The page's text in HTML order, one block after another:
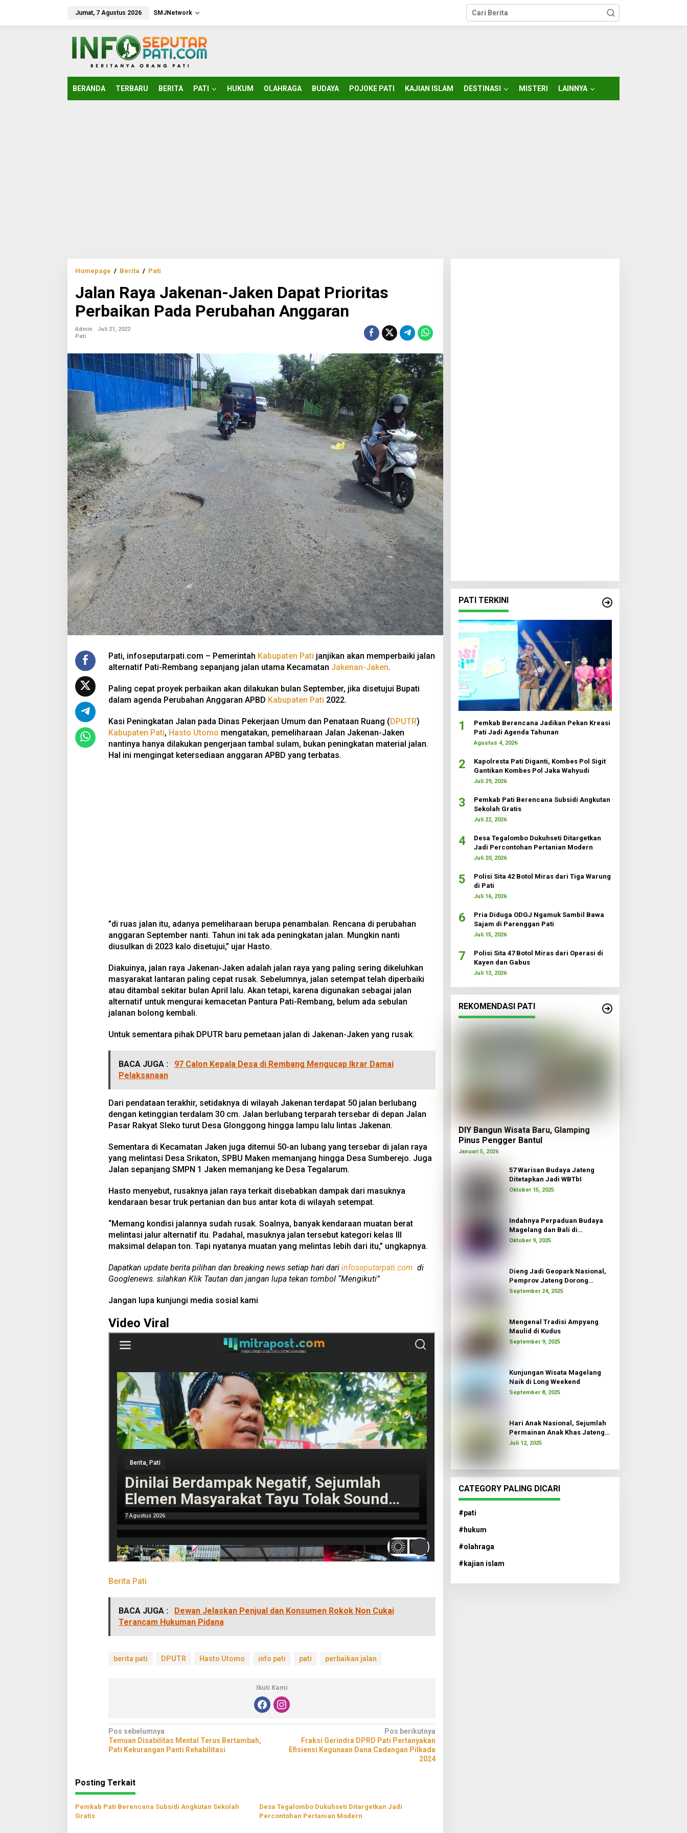
Jumat, 7 Agustus 2026 SMJNetwork
BERANDA TERBARU BERITA PATI HUKUM OLAHRAGA BUDAYA POJOKE PATI KAJIAN ISLAM DESTINASI MISTERI LAINNYA
Homepage / Berita / Pati
Jakenan-
Jaken
Dapat
Prioritas
Anggaran
Jalan Raya Jakenan-Jaken Dapat Prioritas
Perbaikan Pada Perubahan Anggaran
Admin
Juli 21, 2022
Pati
Pati, infoseputarpati.com – Pemerintah Kabupaten Pati janjikan akan memperbaiki jalan
alternatif Pati-Rembang sepanjang jalan utama Kecamatan Jakenan-Jaken.
Paling cepat proyek perbaikan akan dilakukan bulan September, jika disetujui Bupati
dalam agenda Perubahan Anggaran APBD Kabupaten Pati 2022.
Kasi Peningkatan Jalan pada Dinas Pekerjaan Umum dan Penataan Ruang (DPUTR)
Kabupaten Pati, Hasto Utomo mengatakan, pemeliharaan Jalan Jakenan-Jaken
nantinya hanya dilakukan pengerjaan tambal sulam, bukan peningkatan material jalan.
Hal ini mengingat ketersediaan anggaran APBD yang terbatas.
”di ruas jalan itu, adanya pemeliharaan berupa penambalan. Rencana di perubahan
anggaran September nanti. Tahun ini tak ada peningkatan jalan. Mungkin nanti
diusulkan di 2023 kalo disetujui,” ujar Hasto.
Diakuinya, jalan raya Jakenan-Jaken adalah jalan raya yang paling sering dikeluhkan
masyarakat lantaran paling cepat rusak. Sebelumnya, jalan setempat telah diperbaiki
atau ditambal sekitar bulan April lalu. Akan tetapi, karena digunakan sebagai jalan
alternatif untuk mengurai kemacetan Pantura Pati-Rembang, belum ada sebulan
jalanan bolong kembali.
Untuk sementara pihak DPUTR baru pemetaan jalan di Jakenan-Jaken yang rusak.
BACA JUGA :
97 Calon Kepala Desa di Rembang Mengucap Ikrar Damai
Pelaksanaan
Dari pendataan terakhir, setidaknya di wilayah Jakenan terdapat 50 jalan berlubang
dengan ketinggian terdalam 30 cm. Jalan berlubang terparah tersebar di depan Jalan
Pasar Rakyat Sleko turut Desa Glonggong hingga lampu lalu lintas Jakenan.
Sementara di Kecamatan Jaken juga ditemui 50-an lubang yang tersebar di jalan raya
yang melintasi Desa Srikaton, SPBU Maken memanjang hingga Desa Sumberejo. Juga
Jalan sepanjang SMPN 1 Jaken memanjang ke Desa Tegalarum.
Hasto menyebut, rusaknya jalan raya terkait disebabkan dampak dari masuknya
kendaraan besar truk pertanian dan bus antar kota di wilayah setempat.
“Memang kondisi jalannya sudah rusak. Soalnya, banyak kendaraan muatan berat
melintasi jalur alternatif itu. Padahal, masuknya jalan tersebut kategori kelas III
maksimal delapan ton. Tapi nyatanya muatan yang melintas lebih dari itu,” ungkapnya.
Dapatkan update berita pilihan dan breaking news setiap hari dari infoseputarpati.com di
Googlenews. silahkan Klik Tautan dan jangan lupa tekan tombol “Mengikuti”
Jangan lupa kunjungi media sosial kami
Video Viral
Berita Pati
BACA JUGA :
Dewan Jelaskan Penjual dan Konsumen Rokok Non Cukai
Terancam Hukuman Pidana
berita pati DPUTR Hasto Utomo info pati pati perbaikan jalan
Ikuti Kami
Navigasi
pos
Pos sebelumnya
Temuan Disabilitas Mental Terus Bertambah,
Pati Kekurangan Panti Rehabilitasi
Pos berikutnya
Fraksi Gerindra DPRD Pati Pertanyakan
Efisiensi Kegunaan Dana Cadangan Pilkada
2024
Posting Terkait
Pemkab Pati Berencana Subsidi Angkutan Sekolah
Gratis
Desa Tegalombo Dukuhseti Ditargetkan Jadi
Percontohan Pertanian Modern
PATI TERKINI
1
Pemkab Berencana Jadikan Pekan Kreasi
Pati Jadi Agenda Tahunan
Agustus 4, 2026
2
Kapolresta Pati Diganti, Kombes Pol Sigit
Gantikan Kombes Pol Jaka Wahyudi
Juli 29, 2026
3
Pemkab Pati Berencana Subsidi Angkutan
Sekolah Gratis
Juli 22, 2026
4
Desa Tegalombo Dukuhseti Ditargetkan
Jadi Percontohan Pertanian Modern
Juli 20, 2026
5
Polisi Sita 42 Botol Miras dari Tiga Warung
di Pati
Juli 16, 2026
6
Pria Diduga ODGJ Ngamuk Sambil Bawa
Sajam di Parenggan Pati
Juli 15, 2026
7
Polisi Sita 47 Botol Miras dari Operasi di
Kayen dan Gabus
Juli 13, 2026
REKOMENDASI PATI
DIY Bangun Wisata Baru, Glamping
Pinus Pengger Bantul
Januari 5, 2026
57 Warisan Budaya Jateng
Ditetapkan Jadi WBTbI
Oktober 15, 2025
Indahnya Perpaduan Budaya
Magelang dan Bali di
Borobudur Moon
Oktober 9, 2025
Dieng Jadi Geopark Nasional,
Pemprov Jateng Dorong
Pertumbuhan Ekonomi
September 24, 2025
Mengenal Tradisi Ampyang
Maulid di Kudus
September 9, 2025
Kunjungan Wisata Magelang
Naik di Long Weekend
September 8, 2025
Hari Anak Nasional, Sejumlah
Permainan Anak Khas Jateng
Dimainkan
Juli 12, 2025
CATEGORY PALING DICARI
#pati
#hukum
#olahraga
#kajian islam